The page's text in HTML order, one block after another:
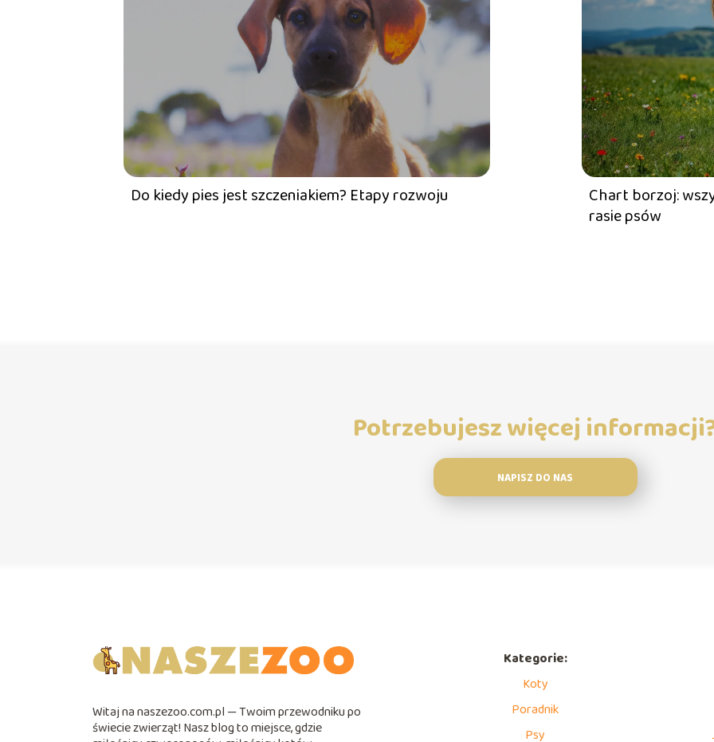
Do kiedy pies jest szczeniakiem? Etapy rozwoju
Chart borzoj:
rasie psów
Potrzebujesz więcej
NAPISZ DO NAS
Witaj na naszezoo.com.pl — Twoim przewodniku po
świecie zwierząt! Nasz blog to miejsce, gdzie
Kategorie:
Koty
Poradnik
Psy